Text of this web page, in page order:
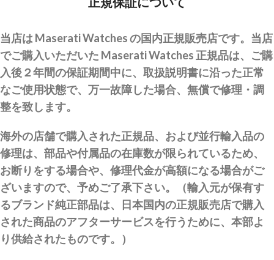
当店は Maserati Watches の国内正規販売店です。当店
でご購入いただいた Maserati Watches 正規品は、ご購
入後２年間の保証期間中に、取扱説明書に沿った正常
なご使用状態で、万一故障した場合、無償で修理・調
整を致します。
海外の店舗で購入された正規品、および並行輸入品の
修理は、部品や付属品の在庫数が限られているため、
お断りをする場合や、修理代金が高額になる場合がご
ざいますので、予めご了承下さい。（輸入元が保有す
るブランド純正部品は、日本国内の正規販売店で購入
された商品のアフターサービスを行うために、本部よ
り供給されたものです。）